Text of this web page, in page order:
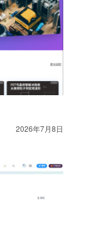
2026年7月8日